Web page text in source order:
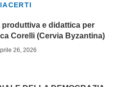
produttiva e didattica per
Corelli (Cervia Byzantina)
26, 2026